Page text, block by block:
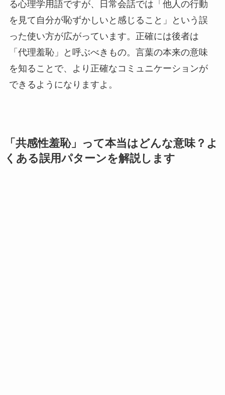
る心理学用語ですが、日常会話では「他人の行動
を見て自分が恥ずかしいと感じること」という誤
った使い方が広がっています。正確には後者は
「代理羞恥」と呼ぶべきもの。言葉の本来の意味
を知ることで、より正確なコミュニケーションが
できるようになりますよ。
「共感性羞恥」って本当はどんな意味？よ
くある誤用パターンを解説します